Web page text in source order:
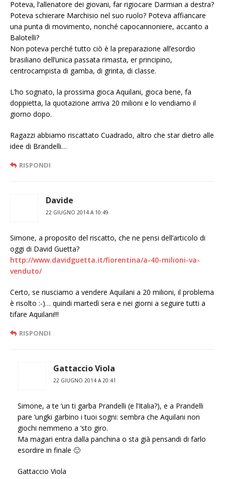
Poteva, l’allenatore dei giovani, far rigiocare Darmian a destra?
Poteva schierare Marchisio nel suo ruolo? Poteva affiancare
una punta di movimento, nonché capocannoniere, accanto a
Balotelli?
Non poteva perché tutto ciò è la preparazione all’esordio
brasiliano dell’unica passata rimasta, er principino,
centrocampista di gamba, di grinta, di classe.
L’ho sognato, la prossima gioca Aquilani, gioca bene, fa
doppietta, la quotazione arriva 20 milioni e lo vendiamo il
giorno dopo.
Ragazzi abbiamo riscattato Cuadrado, altro che star dietro alle
idee di Brandelli…
RISPONDI
Davide
22 GIUGNO 2014 A 10:49
Simone, a proposito del riscatto, che ne pensi dell’articolo di
oggi di David Guetta?
http://www.davidguetta.it/fiorentina/a-40-milioni-va-
venduto/
Certo, se riusciamo a vendere Aquilani a 20 milioni, il problema
è risolto :-)… quindi martedì sera e nei giorni a seguire tutti a
tifare Aquilani!!!
RISPONDI
Gattaccio Viola
22 GIUGNO 2014 A 20:41
Simone, a te ‘un ti garba Prandelli (e l’Italia?), e a Prandelli
pare ‘ungki garbino i tuoi sogni: sembra che Aquilani non
giochi nemmeno a ‘sto giro.
Ma magari entra dalla panchina o sta già pensandi di farlo
esordire in finale 🙂
Gattaccio Viola